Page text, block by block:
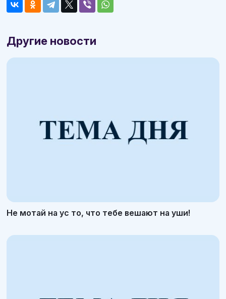
Другие новости
Не мотай на ус то, что тебе вешают на уши!